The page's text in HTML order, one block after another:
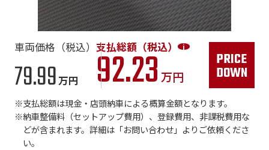
車両価格（税込）
79.99万円
支払総額（税込）
92.23 万円
支払総額は現金・店頭納車による概算金額となります。
納車整備料（セットアップ費用）、登録費用、非課税費用な
どが含まれます。詳細は「お問い合わせ」よりご依頼くださ
い。